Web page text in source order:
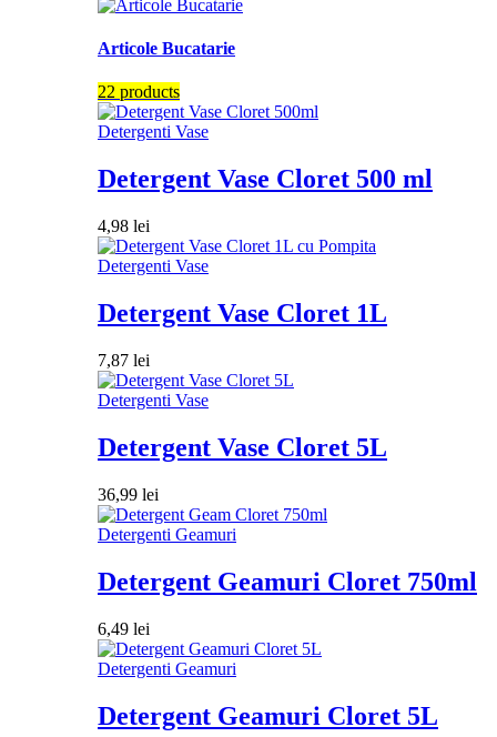
Articole Bucatarie
22 products
Detergenti Vase
Detergent Vase Cloret 500 ml
4,98 lei
Detergenti Vase
Detergent Vase Cloret 1L
7,87 lei
Detergenti Vase
Detergent Vase Cloret 5L
36,99 lei
Detergenti Geamuri
Detergent Geamuri Cloret 750ml
6,49 lei
Detergenti Geamuri
Detergent Geamuri Cloret 5L